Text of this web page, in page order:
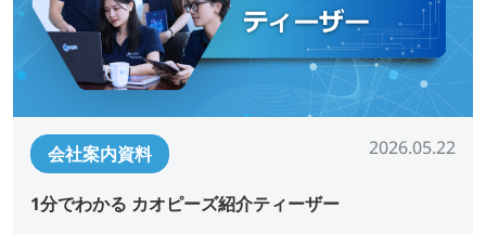
会社案内資料 2026.05.22
1分でわかる カオピーズ紹介ティーザー